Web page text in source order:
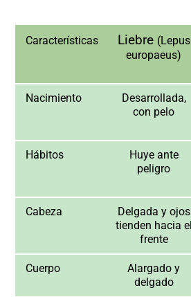
Características Liebre (Lepus
europaeus)
Nacimiento
Desarrollada,
con pelo
Hábitos
Huye ante
peligro
Cabeza
Delgada y ojos
tienden hacia el
frente
Cuerpo
Alargado y
delgado